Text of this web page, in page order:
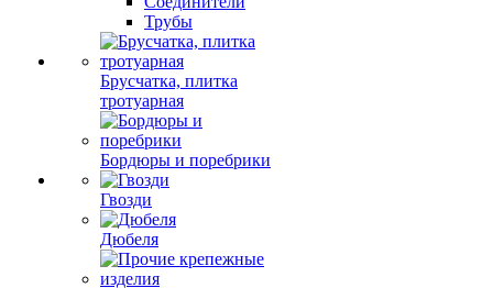
Трубы
Брусчатка, плитка
тротуарная
Бордюры и поребрики
Гвозди
Дюбеля